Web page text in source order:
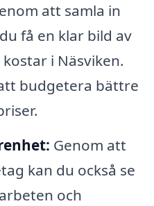
att samla in
få en klar bild av
i Näsviken.
budgetera bättre
Genom att
kan du också se
och